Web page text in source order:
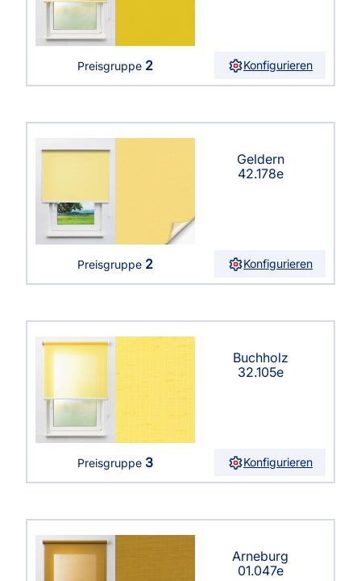
Preisgruppe 2 Konfigurieren
Geldern
42.178e
Preisgruppe 2 Konfigurieren
Buchholz
32.105e
Preisgruppe 3 Konfigurieren
Arneburg
01.047e